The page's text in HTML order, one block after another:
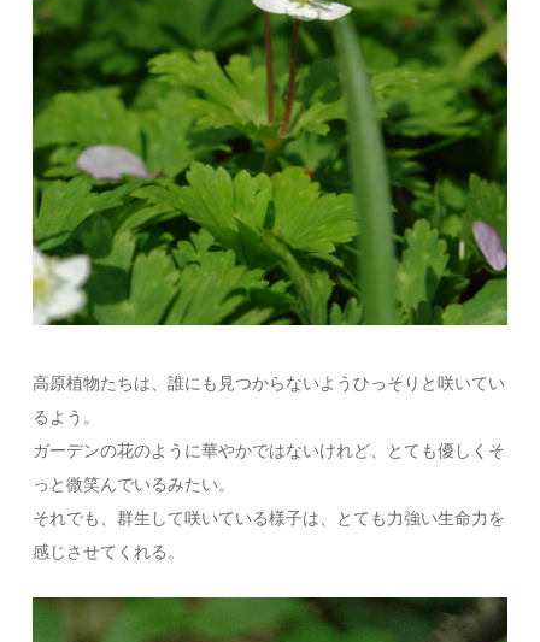
高原植物たちは、誰にも見つからないようひっそりと咲いてい
るよう。
ガーデンの花のように華やかではないけれど、とても優しくそ
っと微笑んでいるみたい。
それでも、群生して咲いている様子は、とても力強い生命力を
感じさせてくれる。